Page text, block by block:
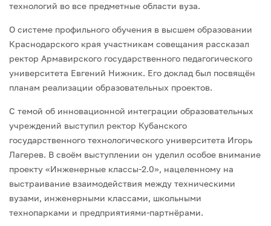
технологий во все предметные области вуза.
О системе профильного обучения в высшем образовании
Краснодарского края участникам совещания рассказал
ректор Армавирского государственного педагогического
университета Евгений Нижник. Его доклад был посвящён
планам реализации образовательных проектов.
С темой об инновационной интеграции образовательных
учреждений выступил ректор Кубанского
государственного технологического университета Игорь
Лагерев. В своём выступлении он уделил особое внимание
проекту «Инженерные классы-2.0», нацеленному на
выстраивание взаимодействия между техническими
вузами, инженерными классами, школьными
технопарками и предприятиями-партнёрами.